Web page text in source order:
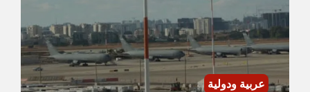
عربية ودولية